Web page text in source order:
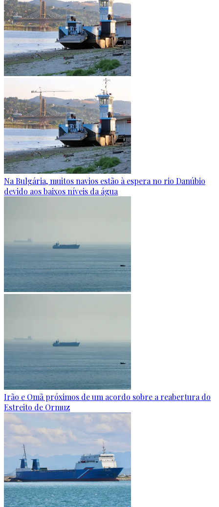
Na Bulgária, muitos navios estão à espera no rio Danúbio
devido aos baixos níveis da água
Irão e Omã próximos de um acordo sobre a reabertura do
Estreito de Ormuz